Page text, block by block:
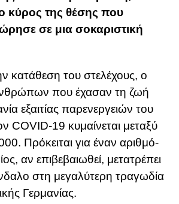
κύρος της θέσης που
σε μια σοκαριστική
κατάθεση του στελέχους, ο
που έχασαν τη ζωή
εξαιτίας παρενεργειών του
COVID-19 κυμαίνεται μεταξύ
Πρόκειται για έναν αριθμό-
αν επιβεβαιωθεί, μετατρέπει
στη μεγαλύτερη τραγωδία
Γερμανίας.